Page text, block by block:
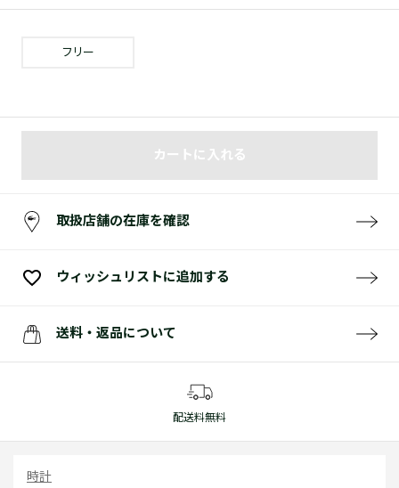
フリー
カートに入れる
取扱店舗の在庫を確認
ウィッシュリストに追加する
送料・返品について
配送料無料
時計